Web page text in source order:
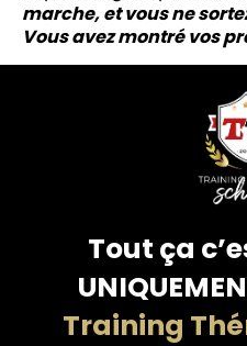
marche, et vous ne
Vous avez montré vos
Tout ça
Training